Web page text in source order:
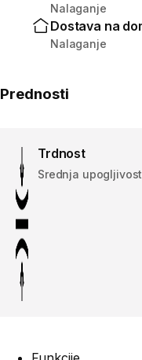
Nalaganje
Dostava na
Nalaganje
Prednosti
Trdnost
Srednja